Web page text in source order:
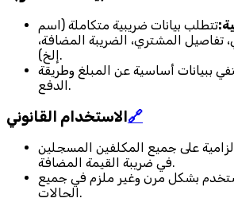
تتطلب بيانات ضريبية متكاملة (اسم
تفاصيل المشتري، الضريبة المضافة،
إلخ).
ببيانات أساسية عن المبلغ وطريقة
الدفع.
الاستخدام القانوني 🔗
إلزامية على جميع المكلفين المسجلين
في ضريبة القيمة المضافة.
بشكل مرن وغير ملزم في جميع
الحالات.